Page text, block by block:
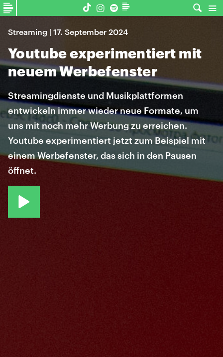
Streaming | 17. September 2024
Youtube experimentiert mit
neuem Werbefenster
Streamingdienste und Musikplattformen
entwickeln immer wieder neue Formate, um
uns mit noch mehr Werbung zu erreichen.
Youtube experimentiert jetzt zum Beispiel mit
einem Werbefenster, das sich in den Pausen
öffnet.